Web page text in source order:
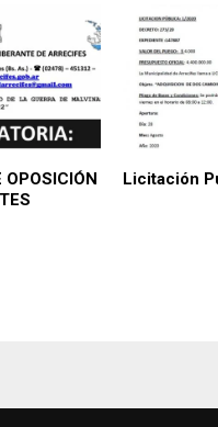
OPOSICIÓN
Licitación